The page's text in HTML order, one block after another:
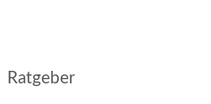
Ratgeber